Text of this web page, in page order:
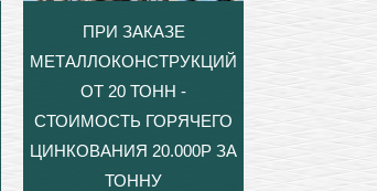
ПРИ ЗАКАЗЕ
МЕТАЛЛОКОНСТРУКЦИЙ
ОТ 20 ТОНН -
СТОИМОСТЬ ГОРЯЧЕГО
ЦИНКОВАНИЯ 20.000Р ЗА
ТОННУ